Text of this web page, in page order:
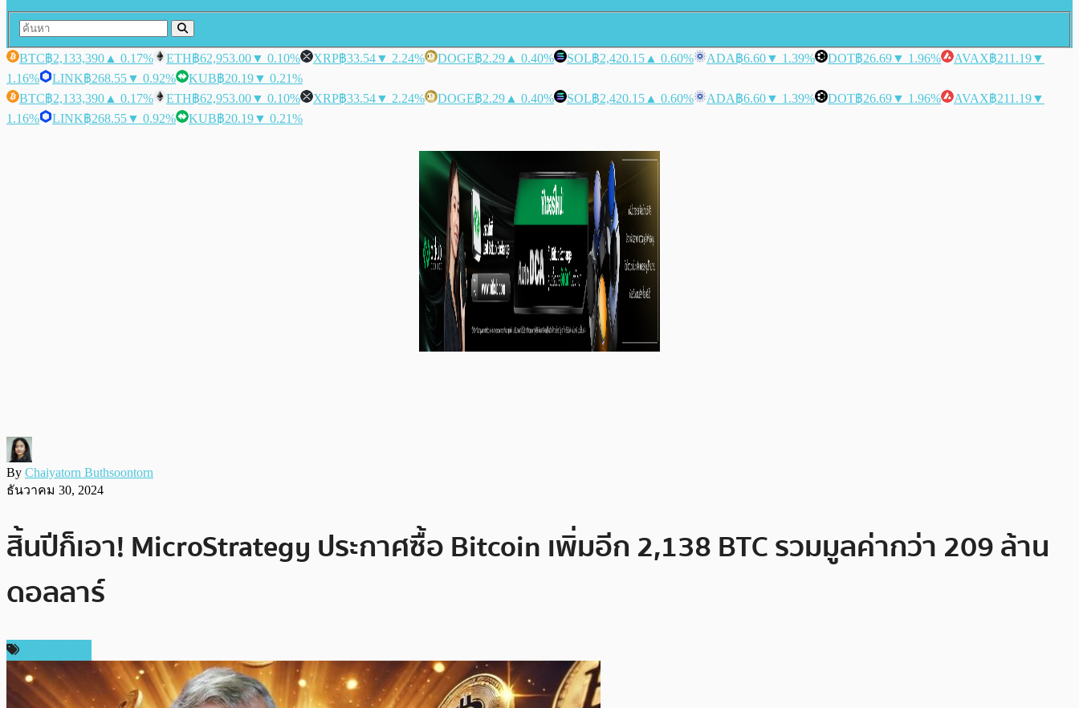
BTC฿2,133,390 ▲ 0.17% ETH฿62,953.00▼ 0.10% XRP฿33.54▼ 2.24% DOGE฿2.29 ▲ 0.40% SOL฿2,420.15 ▲ 0.60% ADA฿6.60▼ 1.39% DOT฿26.69▼ 1.96% AVAX฿211.19▼
1.16%
LINK฿268.55▼ 0.92% KUB฿20.19▼ 0.21%
BTC฿2,133,390 ▲ 0.17% ETH฿62,953.00▼ 0.10% XRP฿33.54▼ 2.24% DOGE฿2.29 ▲ 0.40% SOL฿2,420.15 ▲ 0.60% ADA฿6.60▼ 1.39% DOT฿26.69▼ 1.96% AVAX฿211.19▼
1.16%
LINK฿268.55▼ 0.92% KUB฿20.19▼ 0.21%
By Chaiyatorn Buthsoontorn
ธันวาคม 30, 2024
สิ้นปีก็เอา! MicroStrategy ประกาศซื้อ Bitcoin เพิ่มอีก 2,138 BTC รวมมูลค่ากว่า 209 ล้าน
ดอลลาร์